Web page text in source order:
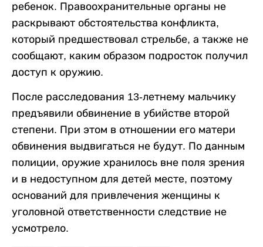
ребенок. Правоохранительные органы не
раскрывают обстоятельства конфликта,
который предшествовал стрельбе, а также не
сообщают, каким образом подросток получил
доступ к оружию.
После расследования 13-летнему мальчику
предъявили обвинение в убийстве второй
степени. При этом в отношении его матери
обвинения выдвигаться не будут. По данным
полиции, оружие хранилось вне поля зрения
и в недоступном для детей месте, поэтому
оснований для привлечения женщины к
уголовной ответственности следствие не
усмотрело.